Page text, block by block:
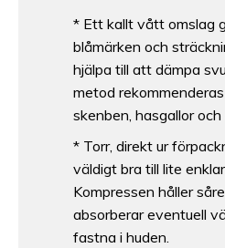
* Ett kallt vått omslag
blåmärken och
hjälpa till att dämpa
metod
skenben, hasgallor och
* Torr, direkt ur
väldigt bra till lite
Kompressen håller
absorberar eventuell
fastna i huden.